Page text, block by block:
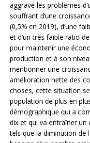
aggravé les problèmes
souffrant d’une
(0,5% en 2019), d’une
et d’un très faible ratio
pour maintenir une
production et à son
mentionner une
amélioration nette des
choses, cette situation
population de plus en
démographique qui a
dix et qui va entraîner
tels que la diminution de